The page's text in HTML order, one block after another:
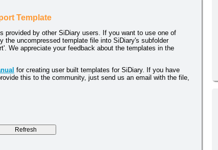
Template
provided by other SiDiary users. If you want to use one of
the uncompressed template file into SiDiary's subfolder
We appreciate your feedback about the templates in the
for creating user built templates for SiDiary. If you have
this to the community, just send us an email with the file,